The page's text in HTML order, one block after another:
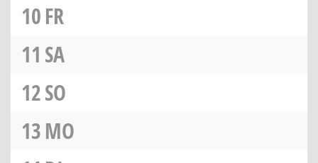
10FR
11 SA
12SO
13MO